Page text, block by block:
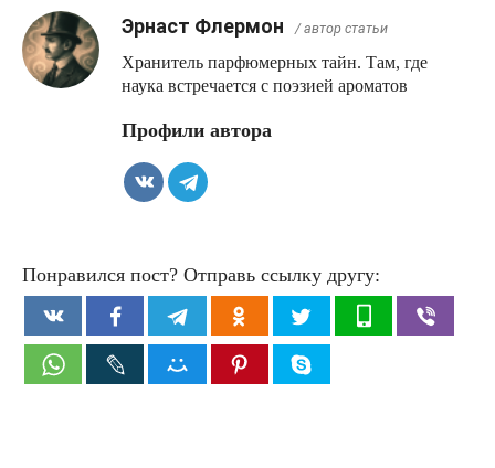
Эрнаст Флермон / автор статьи
Хранитель парфюмерных тайн. Там, где
наука встречается с поэзией ароматов
Профили автора
Понравился пост? Отправь ссылку другу: